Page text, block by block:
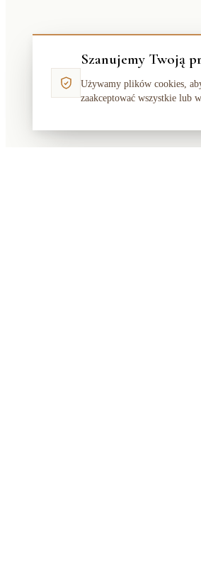
Szanujemy Twoją
Używamy plików cookies,
zaakceptować wszystkie lub